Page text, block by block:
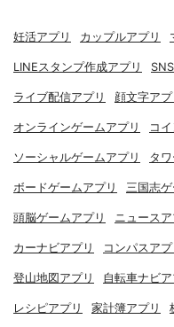
妊活アプリ カップルアプリ
LINEスタンプ作成アプリ
ライブ配信アプリ 顔文字アプ
オンラインゲームアプリ コ
ソーシャルゲームアプリ タ
ボードゲームアプリ 三国志
頭脳ゲームアプリ ニュースア
カーナビアプリ コンパスアプ
登山地図アプリ 自転車ナビア
レシピアプリ 家計簿アプリ